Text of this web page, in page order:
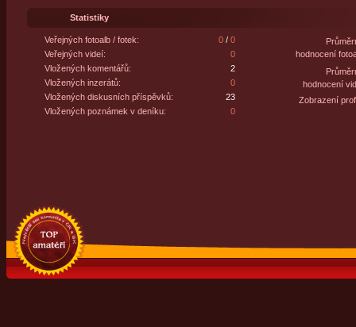
Statistiky
Veřejných fotoalb / fotek: 0/ 0
Veřejných videí:
0
Vložených komentářů:
2
Vložených inzerátů:
0
Vložených diskusních příspěvků:
23
Vložených poznámek v deníku:
0
hodnocení
hodnocení
Zobrazení